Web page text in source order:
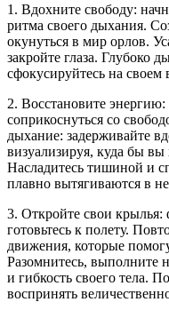
1. Вдохните свободу:
ритма своего дыхания.
окунуться в мир орлов.
закройте глаза. Глубоко
сфокусируйтесь на
2. Восстановите
соприкоснуться со
дыхание: задерживайте
визуализируя, куда бы вы
Насладитесь тишиной и
плавно вытягиваются в
3. Откройте свои
готовьтесь к полету.
движения, которые
Разомнитесь, выполните
и гибкость своего тела.
воспринять